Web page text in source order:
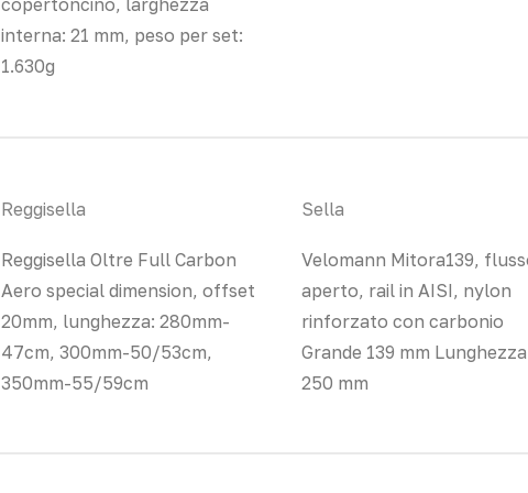
copertoncino, larghezza
interna: 21 mm, peso per set:
1.630g
Reggisella
Reggisella Oltre Full Carbon
Aero special dimension, offset
20mm, lunghezza: 280mm-
47cm, 300mm-50/53cm,
350mm-55/59cm
Sella
Velomann Mitora139,
aperto, rail in AISI, nylon
rinforzato con carbonio
Grande 139 mm Lunghezza
250 mm